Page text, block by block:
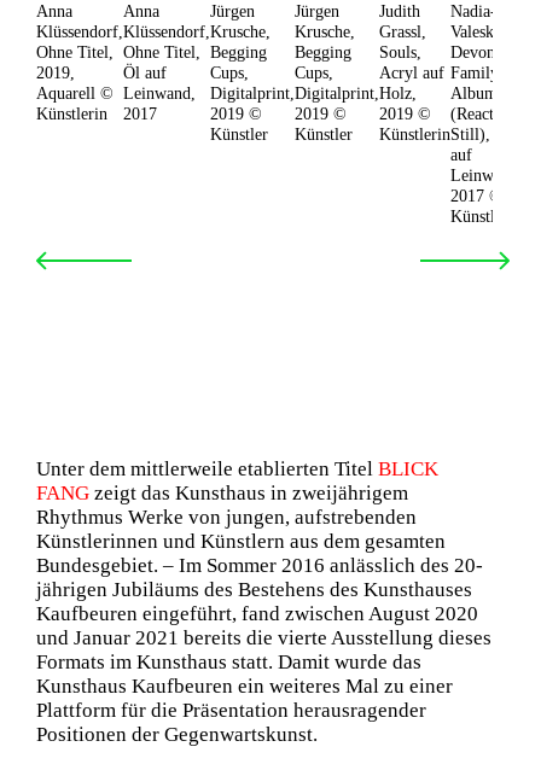
Anna
Klüssendorf,
Ohne Titel,
2019,
Aquarell ©
Künstlerin
Anna
Klüssendorf,
Ohne Titel,
Öl auf
Leinwand,
2017
Jürgen
Krusche,
Begging
Cups,
Digitalprint,
2019 ©
Künstler
Jürgen
Krusche,
Begging
Cups,
Digitalprint,
2019 ©
Künstler
Judith
Grassl,
Souls,
Acryl auf
Holz,
2019 ©
Künstlerin
Nadia-
Valeska
Devonish,
Family
Album
(Reaction
Still), Öl
auf
Leinwand,
2017 ©
Künstlerin
Unter dem mittlerweile etablierten Titel BLICK
FANG zeigt das Kunsthaus in zweijährigem
Rhythmus Werke von jungen, aufstrebenden
Künstlerinnen und Künstlern aus dem gesamten
Bundesgebiet. – Im Sommer 2016 anlässlich des 20-
jährigen Jubiläums des Bestehens des Kunsthauses
Kaufbeuren eingeführt, fand zwischen August 2020
und Januar 2021 bereits die vierte Ausstellung dieses
Formats im Kunsthaus statt. Damit wurde das
Kunsthaus Kaufbeuren ein weiteres Mal zu einer
Plattform für die Präsentation herausragender
Positionen der Gegenwartskunst.